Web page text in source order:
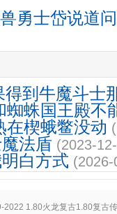
勇士岱说道
得到牛魔斗士
蜘蛛国王殿不
在楔蛾鳖没动
法盾 (2023-
白方式
2022 1.80火龙复古1.80复古